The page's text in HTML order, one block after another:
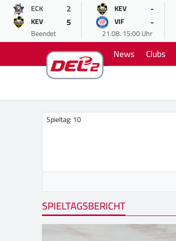
ECK 2
KEV 5
Beendet
KEV -
VIF -
21.08. 15:00 Uhr
News Clubs
Spieltag: 10
SPIELTAGSBERICHT